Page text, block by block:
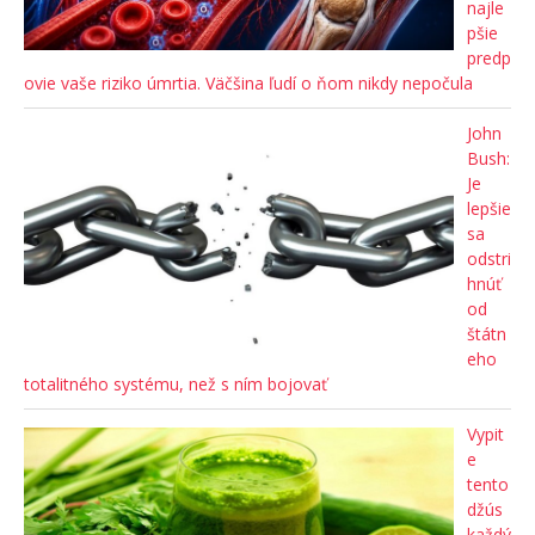
najle
pšie
predp
ovie vaše riziko úmrtia. Väčšina ľudí o ňom nikdy nepočula
John
Bush:
Je
lepšie
sa
odstri
hnúť
od
štátn
eho
totalitného systému, než s ním bojovať
Vypit
e
tento
džús